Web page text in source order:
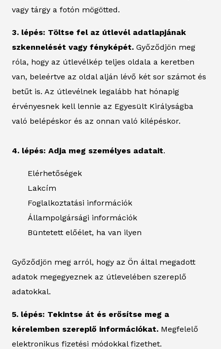
vagy tárgy a fotón mögötted.
3. lépés: Töltse fel az útlevél adatlapjának
szkennelését vagy fényképét. Győződjön meg
róla, hogy az útlevélkép teljes oldala a keretben
van, beleértve az oldal alján lévő két sor számot és
betűt is. Az útlevélnek legalább hat hónapig
érvényesnek kell lennie az Egyesült Királyságba
való belépéskor és az onnan való kilépéskor.
4. lépés: Adja meg személyes adatait.
Elérhetőségek
Lakcím
Foglalkoztatási információk
Állampolgársági információk
Büntetett előélet, ha van ilyen
Győződjön meg arról, hogy az Ön által megadott
adatok megegyeznek az útlevelében szereplő
adatokkal.
5. lépés: Tekintse át és erősítse meg a
kérelemben szereplő információkat. Megfelelő
elektronikus fizetési módokkal fizethet.